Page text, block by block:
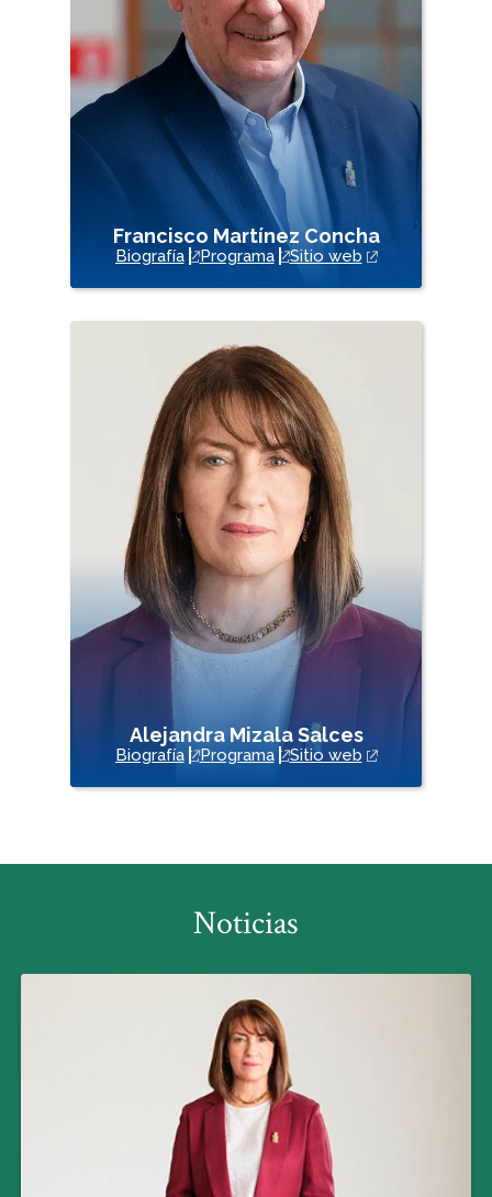
Francisco Martínez Concha
Biografía Programa Sitio web
Alejandra Mizala Salces
Biografía Programa Sitio web
Noticias